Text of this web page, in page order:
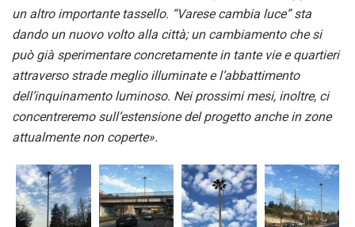
un altro importante tassello. “Varese cambia luce” sta
dando un nuovo volto alla città; un cambiamento che si
può già sperimentare concretamente in tante vie e quartieri
attraverso strade meglio illuminate e l’abbattimento
dell’inquinamento luminoso. Nei prossimi mesi, inoltre, ci
concentreremo sull’estensione del progetto anche in zone
attualmente non coperte».